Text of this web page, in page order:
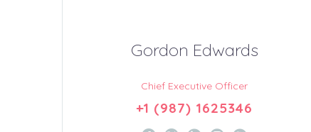
Gordon Edwards
Chief Executive Officer
+1 (987) 1625346